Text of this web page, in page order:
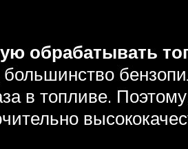
обрабатывать
в топливе.